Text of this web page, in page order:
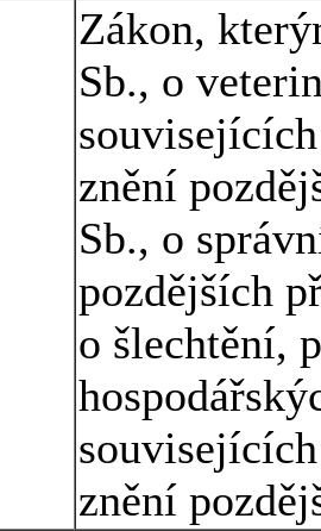
Zákon,
Sb., o
znění
Sb., o
pozdějších
o šlechtění,
znění